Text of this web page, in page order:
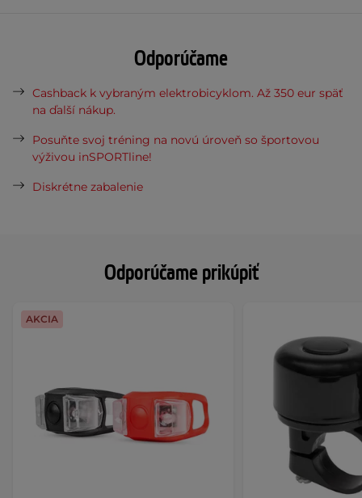
Odporúčame prikúpiť
AKCIA
Odporúčame
Cashback k vybraným elektrobicyklom. Až 350 eur späť
na ďalší nákup.
Posuňte svoj tréning na novú úroveň so športovou
výživou inSPORTline!
Diskrétne zabalenie